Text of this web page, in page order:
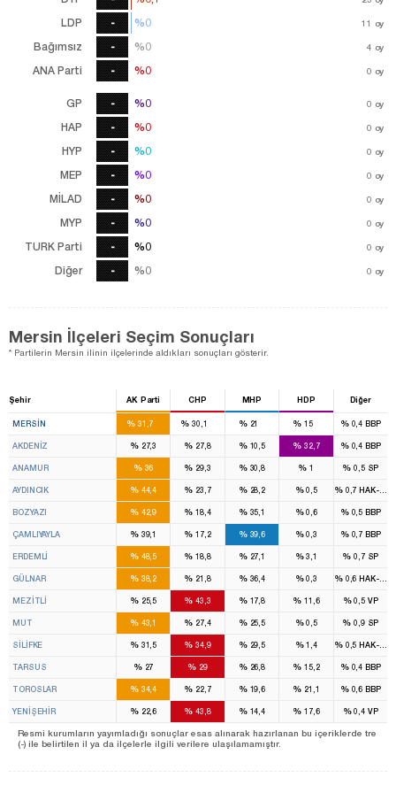
LDP
Bağımsız
ANA Parti
-
-
-
%0 11 oy
%0 4 oy
%0 0 oy
%0 11 oy
%0
%0
GP
HAP
HYP
MEP
MİLAD
MYP
TURK Parti
Diğer
-
-
-
-
-
-
-
-
%0 0 oy
%0 0 oy
%0 0 oy
%0 0 oy
%0 0 oy
%0 0 oy
%0 0 oy
%0 0 oy
%0
%0
%0
%0
%0
%0
%0
%0
Mersin İlçeleri Seçim Sonuçları
* Partilerin Mersin ilinin ilçelerinde aldıkları sonuçları gösterir.
Şehir AK Parti CHP MHP HDP Diğer
MERSIN %31,7
4
% 30,1
4
%21
2
% 15
1
%0,4BBP
AKDENIZ %27,3 % 27,8 %10,5 % 32,7 %0,4BBP
ANAMUR %36 % 29,3 %30,8 % 1 % 0,5 SP
AYDINCIK %44,4 % 23,7 %28,2 %0,5 %0,7HAK-PAR
BOZYAZI %42,9 % 18,4 %35,1 %0,6 %0,5BBP
ÇAMLIYAYLA %39,1 % 17,2 %39,6 %0,3 %0,7BBP
ERDEMLİ %48,5 % 18,8 %27,1 %3,1 % 0,7 SP
GÜLNAR %38,2 % 21,8 %36,4 %0,3 %0,6HAK-PAR
MEZİTLİ %25,5 % 43,3 %17,8 % 11,6 %0,5VP
MUT %43,1 % 27,4 %25,5 %0,5 % 0,9 SP
SİLİFKE %31,5 % 34,9 %29,5 %1,4 %0,5HAK-PAR
TARSUS %27 % 29 %26,8 % 15,2 %0,4BBP
TOROSLAR %34,4 % 22,7 %19,6 % 21,1 %0,6BBP
YENİŞEHİR %22,6 % 43,8 %14,4 % 17,6 %0,4VP
Resmi kurumların yayımladığı sonuçlar esas alınarak hazırlanan bu içeriklerde tre
(-) ile belirtilen il ya da ilçelerle ilgili verilere ulaşılamamıştır.